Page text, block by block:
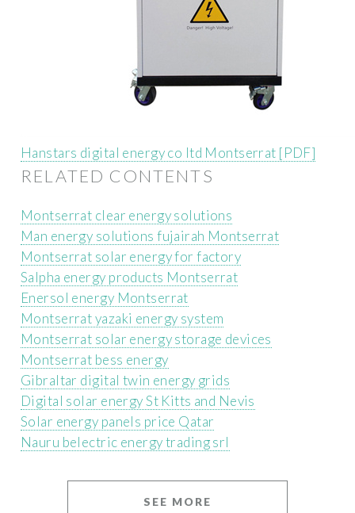
Hanstars digital energy co ltd Montserrat [PDF]
RELATED CONTENTS
Montserrat clear energy solutions
Man energy solutions fujairah Montserrat
Montserrat solar energy for factory
Salpha energy products Montserrat
Enersol energy Montserrat
Montserrat yazaki energy system
Montserrat solar energy storage devices
Montserrat bess energy
Gibraltar digital twin energy grids
Digital solar energy St Kitts and Nevis
Solar energy panels price Qatar
Nauru belectric energy trading srl
SEE MORE